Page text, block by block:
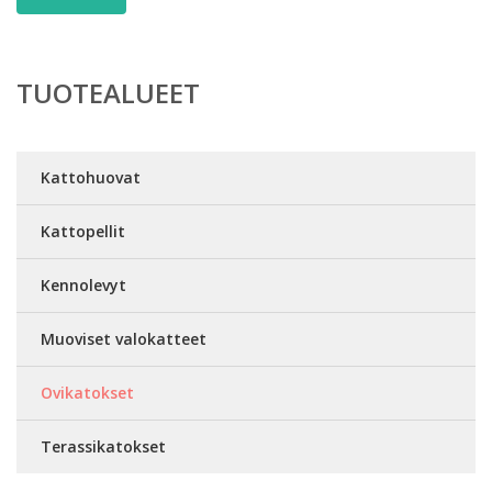
TUOTEALUEET
Kattohuovat
Kattopellit
Kennolevyt
Muoviset valokatteet
Ovikatokset
Terassikatokset